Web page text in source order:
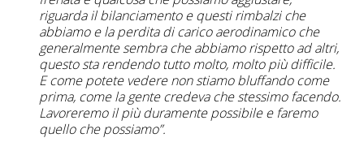
riguarda il bilanciamento e questi rimbalzi che
abbiamo e la perdita di carico aerodinamico che
generalmente sembra che abbiamo rispetto ad altri,
questo sta rendendo tutto molto, molto più difficile.
E come potete vedere non stiamo bluffando come
prima, come la gente credeva che stessimo facendo.
Lavoreremo il più duramente possibile e faremo
quello che possiamo”.